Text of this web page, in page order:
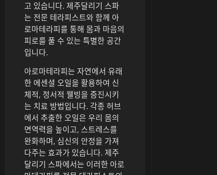
고 있습니다. 제주달리기 스파
는 전문 테라피스트와 함께 아
로마테라피를 통해 몸과 마음의
피로를 풀 수 있는 특별한 공간
입니다.
아로마테라피는 자연에서 유래
한 에센셜 오일을 활용하여 신
체적, 정서적 웰빙을 증진시키
는 치료 방법입니다. 각종 허브
에서 추출한 오일은 우리 몸의
면역력을 높이고, 스트레스를
완화하며, 심신의 안정을 가져
다주는 효과가 있습니다. 제주
달리기 스파에서는 이러한 아로